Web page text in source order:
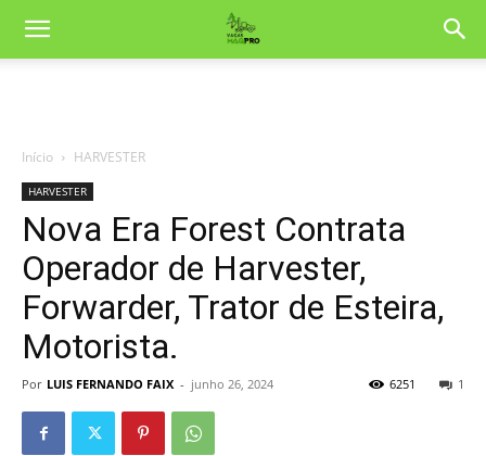
Início HARVESTER
HARVESTER
Nova Era Forest Contrata
Operador de Harvester,
Forwarder, Trator de Esteira,
Motorista.
Por LUIS FERNANDO FAIX - junho 26, 2024 1
6251